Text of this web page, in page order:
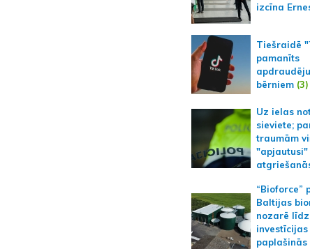
izcīna
Tiešraidē
pamanīts
bērniem (3)
Uz ielas
sieviete;
traumām
"apjautusi"
“Bioforce”
Baltijas
nozarē
investīcijas
paplašinās